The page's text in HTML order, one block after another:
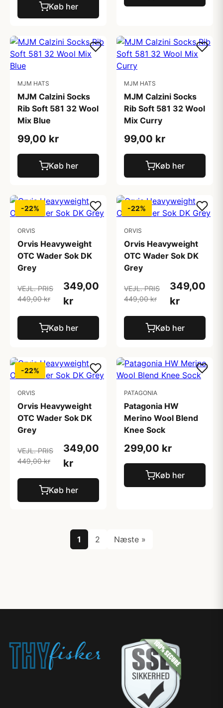
Køb her
MJM HATS
MJM Calzini Socks
Rib Soft 581 32 Wool
Mix Blue
99,00 kr
Køb her
MJM HATS
MJM Calzini Socks
Rib Soft 581 32 Wool
Mix Curry
99,00 kr
Køb her
-22%
ORVIS
Orvis Heavyweight
OTC Wader Sok DK
Grey
VEJL. PRIS
449,00 kr
349,00
kr
Køb her
-22%
ORVIS
Orvis Heavyweight
OTC Wader Sok DK
Grey
VEJL. PRIS
449,00 kr
349,00
kr
Køb her
-22%
ORVIS
Orvis Heavyweight
OTC Wader Sok DK
Grey
VEJL. PRIS
449,00 kr
349,00
kr
Køb her
PATAGONIA
Patagonia HW
Merino Wool Blend
Knee Sock
299,00 kr
Køb her
1 2 Næste »